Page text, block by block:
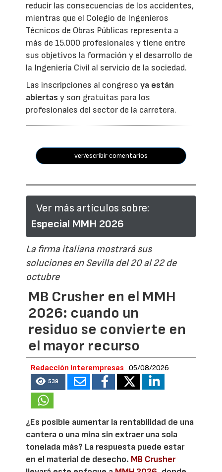
reducir las consecuencias de los accidentes,
mientras que el Colegio de Ingenieros
Técnicos de Obras Públicas representa a
más de 15.000 profesionales y tiene entre
sus objetivos la formación y el desarrollo de
la Ingeniería Civil al servicio de la sociedad.
Las inscripciones al congresoya están
abiertas y son gratuitas para los
profesionales del sector de la carretera.
ver/escribir comentarios
Ver más artículos sobre:
Especial MMH 2026
La firma italiana mostrará sus
soluciones en Sevilla del 20 al 22 de
octubre
MB Crusher en el MMH
2026: cuando un
residuo se convierte en
el mayor recurso
Redacción Interempresas 05/08/2026
539
¿Es posible aumentar la rentabilidad de una
cantera o una mina sin extraer una sola
tonelada más? La respuesta puede estar
en el material de desecho. MB Crusher